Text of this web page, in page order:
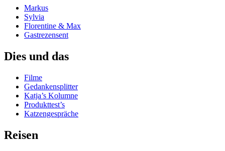
Markus
Sylvia
Florentine & Max
Gastrezensent
Dies und das
Filme
Gedankensplitter
Katja’s Kolumne
Produkttest’s
Katzengespräche
Reisen